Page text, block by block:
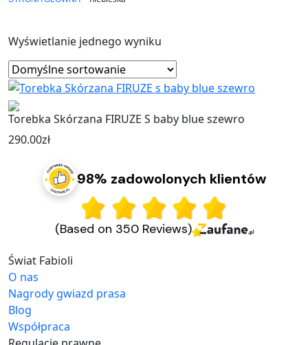
Wyświetlanie jednego wyniku
Torebka Skórzana FIRUZE S baby blue szewro
290.00zł
98% zadowolonych klientów
(Based on 350 Reviews)
Świat Fabioli
O nas
Nagrody gwiazd prasa
Blog
Współpraca